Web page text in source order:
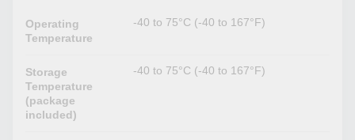
Operating
Temperature
-40 to 75°C (-40 to 167°F)
Storage
Temperature
(package
included)
-40 to 75°C (-40 to 167°F)